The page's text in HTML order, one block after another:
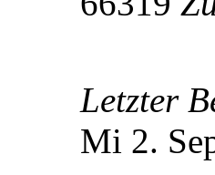
Letzter
Mi 2.